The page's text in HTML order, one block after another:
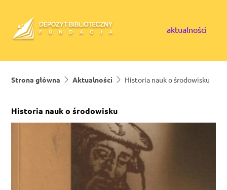
aktualności
Strona główna Aktualności Historia nauk o środowisku
Historia nauk o środowisku